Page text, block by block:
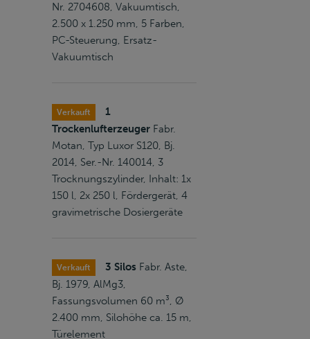
Nr. 2704608, Vakuumtisch,
2.500 x 1.250 mm, 5 Farben,
PC-Steuerung, Ersatz-
Vakuumtisch
Verkauft
1
Trockenlufterzeuger Fabr.
Motan, Typ Luxor S120, Bj.
2014, Ser.-Nr. 140014, 3
Trocknungszylinder, Inhalt: 1x
150 l, 2x 250 l, Fördergerät, 4
gravimetrische Dosiergeräte
Verkauft 3 Silos Fabr. Aste,
Bj. 1979, AlMg3,
Fassungsvolumen 60 m³, Ø
2.400 mm, Silohöhe ca. 15 m,
Türelement